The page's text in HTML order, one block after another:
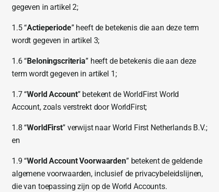
gegeven in artikel 2;
1.5 “Actieperiode” heeft de betekenis die aan deze term
wordt gegeven in artikel 3;
1.6 “Beloningscriteria” heeft de betekenis die aan deze
term wordt gegeven in artikel 1;
1.7 “World Account” betekent de WorldFirst World
Account, zoals verstrekt door WorldFirst;
1.8 “WorldFirst” verwijst naar World First Netherlands B.V.;
en
1.9 “World Account Voorwaarden” betekent de geldende
algemene voorwaarden, inclusief de privacybeleidslijnen,
die van toepassing zijn op de World Accounts.